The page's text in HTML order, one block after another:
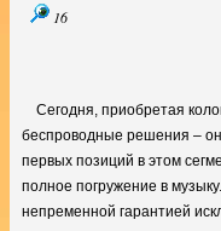
16
Сегодня, приобретая
беспроводные решения –
первых позиций в этом
полное погружение в
непременной гарантией